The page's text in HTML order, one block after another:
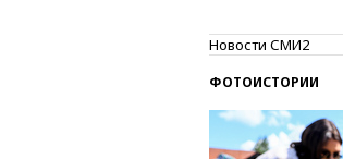
Новости СМИ2
ФОТОИСТОРИИ